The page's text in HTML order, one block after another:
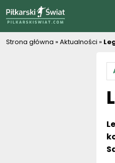
Strona główna »Aktualności »